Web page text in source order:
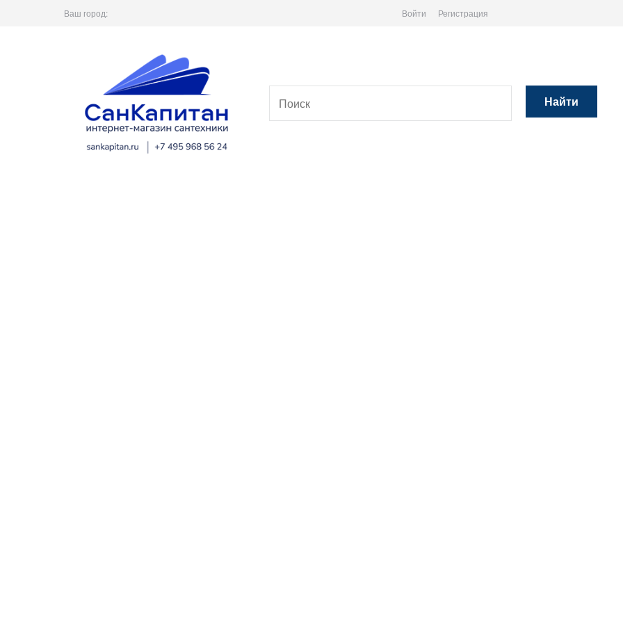
Ваш город: Войти Регистрация
Найти